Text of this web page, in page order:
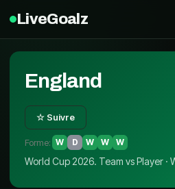
LiveGoalz
England
☆ Suivre
Forme: W D W W W
World Cup 2026. Team vs Player ·